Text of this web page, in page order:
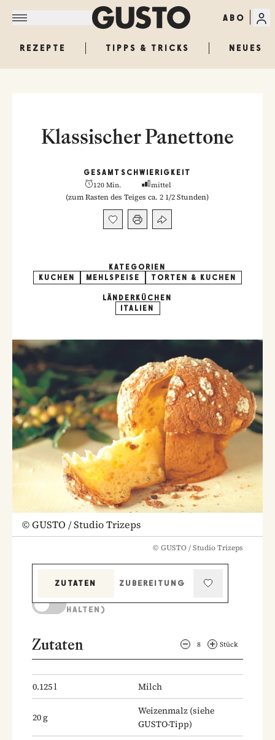
ABO
REZEPTE TIPPS & TRICKS NEUES
Klassischer Panettone
GESAMT
120 Min.
SCHWIERIGKEIT
mittel
(zum Rasten des Teiges ca. 2 1/2 Stunden)
KATEGORIEN
KUCHEN
MEHLSPEISE TORTEN & KUCHEN
LÄNDERKÜCHEN
ITALIEN
©GUSTO / Studio Trizeps
© GUSTO / Studio Trizeps
ZUTATEN
ZUBEREITUNG
HALTEN)
Zutaten 8 Stück
0.125l Milch
20g
Weizenmalz (siehe
GUSTO-Tipp)